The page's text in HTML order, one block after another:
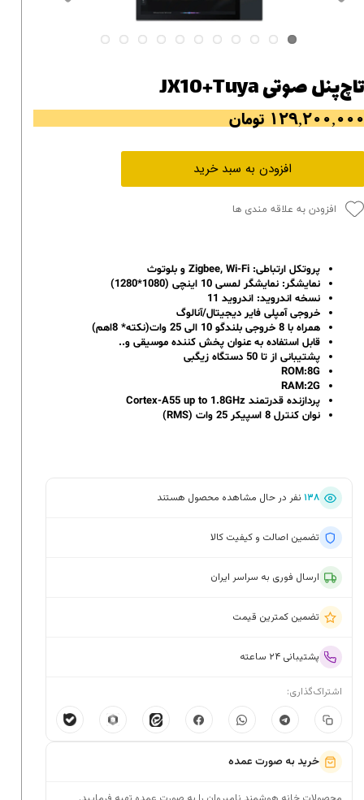
تاچ‌پنل صوتی JX10+Tuya
۱۲۹,۲۰۰,۰۰۰ تومان
افزودن به سبد خرید
افزودن به علاقه مندی ها
پروتکل ارتباطی: Zigbee, Wi-Fi و بلوتوث
نمایشگر: نمایشگر لمسی 10 اینچی (1080*1280)
نسخه اندروید:اندروید 11
خروجی آمپلی فایر دیجیتال/آنالوگ
همراه با 8 خروجی بلندگو 10 الی 25 وات(نکته* 8اهم)
قابل استفاده به عنوان پخش کننده موسیقی و..
پشتیبانی از تا 50 دستگاه زیگبی
ROM:8G
RAM:2G
پردازنده قدرتمند Cortex-A55 up to 1.8GHz
نوان کنترل 8 اسپیکر 25 وات (RMS)
۱۳۸ نفر در حال مشاهده محصول هستند
تضمین اصالت و کیفیت کالا
ارسال فوری به سراسر ایران
تضمین کمترین قیمت
پشتیبانی ۲۴ ساعته
اشتراک‌گذاری:
خرید به صورت عمده